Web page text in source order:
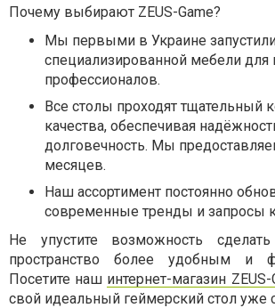
Почему выбирают ZEUS-Game?
Мы первыми в Украине
специализированной мебели для
профессионалов.
Все столы проходят тщательный
качества, обеспечивая
долговечность. Мы
месяцев.
Наш ассортимент постоянно
современные тренды и запросы
Не упустите возможность
пространство более удобным и
Посетите наш интернет-магазин ZEUS-
свой идеальный геймерский стол уже